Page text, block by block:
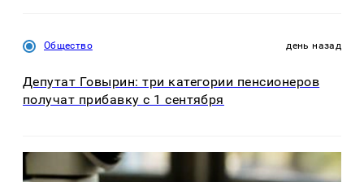
Общество день назад
Депутат Говырин: три категории пенсионеров
получат прибавку с 1 сентября